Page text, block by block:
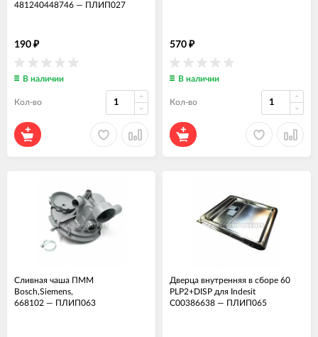
481240448746 — ПЛИП027
190 ₽
В наличии
Кол-во
570 ₽
В наличии
Кол-во
Сливная чаша ПММ
Bosch,Siemens,
668102 — ПЛИП063
Дверца внутренняя в сборе 60
PLP2+DISP для Indesit
C00386638 — ПЛИП065